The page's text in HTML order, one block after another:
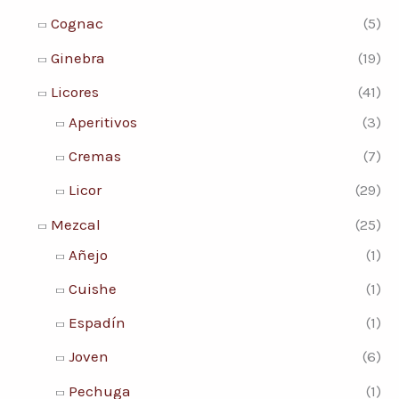
Cognac
(5)
Ginebra
(19)
Licores
(41)
Aperitivos
(3)
Cremas
(7)
Licor
(29)
Mezcal
(25)
Añejo
(1)
Cuishe
(1)
Espadín
(1)
Joven
(6)
Pechuga
(1)